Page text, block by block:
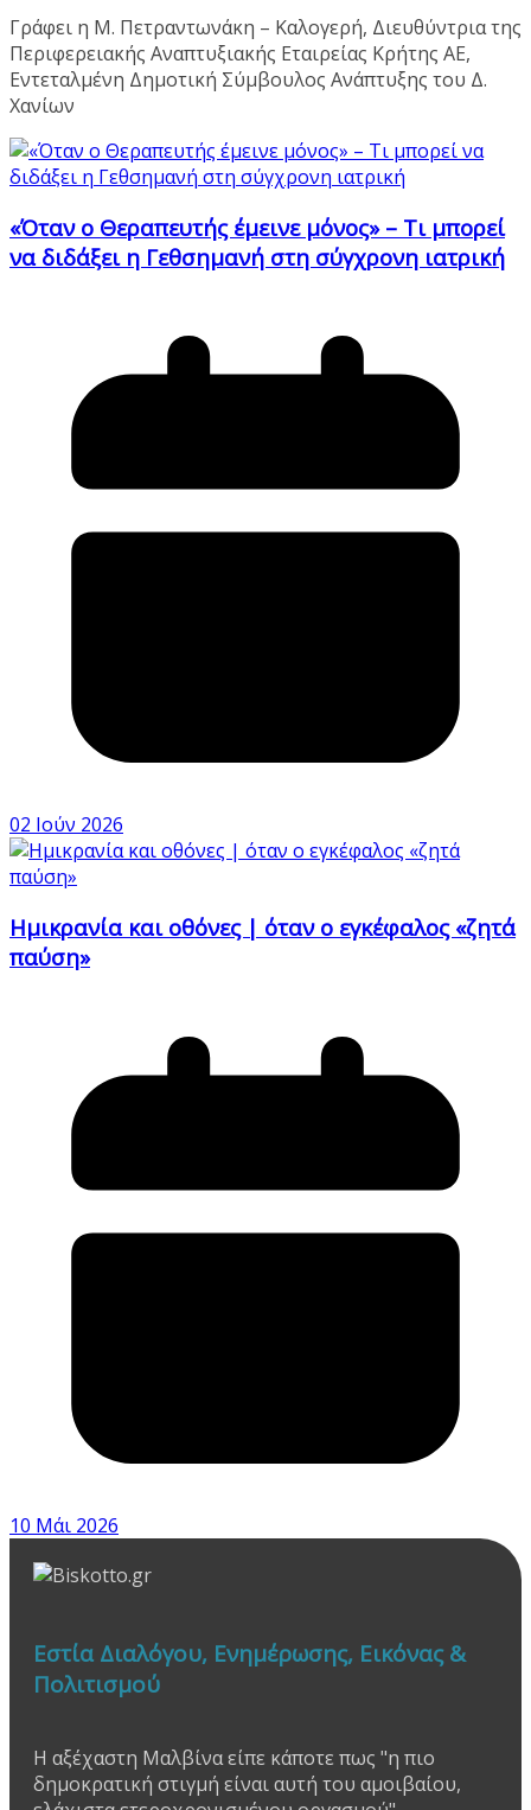
Γράφει η Μ. Πετραντωνάκη – Καλογερή, Διευθύντρια της
Περιφερειακής Αναπτυξιακής Εταιρείας Κρήτης ΑΕ,
Εντεταλμένη Δημοτική Σύμβουλος Ανάπτυξης του Δ.
Χανίων
«Όταν ο Θεραπευτής έμεινε μόνος» – Τι μπορεί
να διδάξει η Γεθσημανή στη σύγχρονη ιατρική
02 Ιούν 2026
Ημικρανία και οθόνες | όταν ο εγκέφαλος «ζητά
παύση»
10 Μάι 2026
Εστία Διαλόγου, Ενημέρωσης, Εικόνας &
Πολιτισμού
Η αξέχαστη Μαλβίνα είπε κάποτε πως "η πιο
δημοκρατική στιγμή είναι αυτή του αμοιβαίου,